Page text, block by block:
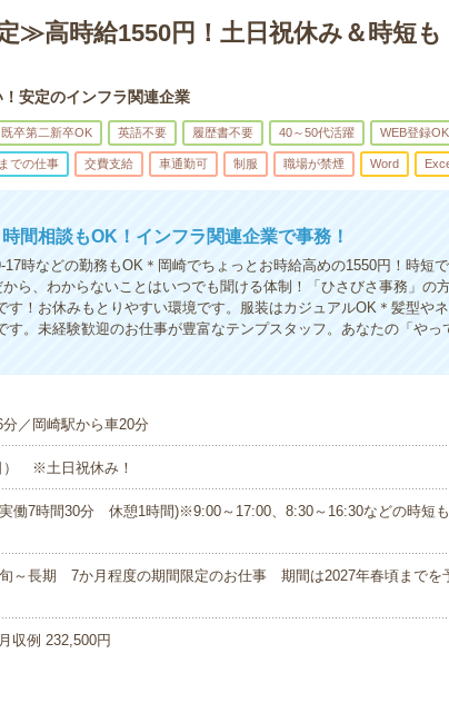
≫高時給1550円！土日祝休み＆時短も
安定のインフラ関連企業
既卒第二新卒OK 英語不要 履歴書不要 40～50代活躍 WEB登録OK
での仕事 交費支給 車通勤可 制服 職場が禁煙 Word
間相談もOK！インフラ関連企業で事務！
時などの勤務もOK＊岡崎でちょっとお時給高めの1550円！時短
ら、わからないことはいつでも聞ける体制！「ひさびさ事務」の
す！お休みもとりやすい環境です。服装はカジュアルOK＊髪型や
す。未経験歓迎のお仕事が豊富なテンプスタッフ。あなたの「や
／岡崎駅から車20分
） ※土日祝休み！
働7時間30分 休憩1時間)※9:00～17:00、8:30～16:30などの時短
～長期 7か月程度の期間限定のお仕事 期間は2027年春頃までを
収例 232,500円